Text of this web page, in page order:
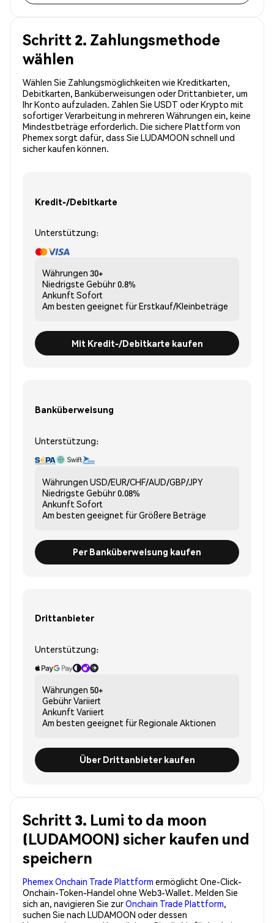
Schritt 2. Zahlungsmethode
wählen
Wählen Sie Zahlungsmöglichkeiten wie Kreditkarten,
Debitkarten, Banküberweisungen oder Drittanbieter, um
Ihr Konto aufzuladen. Zahlen Sie USDT oder Krypto mit
sofortiger Verarbeitung in mehreren Währungen ein, keine
Mindestbeträge erforderlich. Die sichere Plattform von
Phemex sorgt dafür, dass Sie LUDAMOON schnell und
sicher kaufen können.
Kredit-/Debitkarte
Unterstützung:
Währungen 30+
Niedrigste Gebühr0.8%
Ankunft Sofort
Am besten geeignet fürErstkauf/Kleinbeträge
Mit Kredit-/Debitkarte kaufen
Banküberweisung
Unterstützung:
Währungen USD/EUR/CHF/AUD/GBP/JPY
Niedrigste Gebühr0.08%
Ankunft Sofort
Am besten geeignet fürGrößere Beträge
Per Banküberweisung kaufen
Drittanbieter
Unterstützung:
Währungen 50+
GebührVariiert
Ankunft Variiert
Am besten geeignet fürRegionale Aktionen
Über Drittanbieter kaufen
Schritt 3. Lumi to da moon
(LUDAMOON) sicher kaufen und
speichern
Phemex Onchain Trade Plattform ermöglicht One-Click-
Onchain-Token-Handel ohne Web3-Wallet. Melden Sie
sich an, navigieren Sie zurOnchain Trade Plattform,
suchen Sie nach LUDAMOON oder dessen